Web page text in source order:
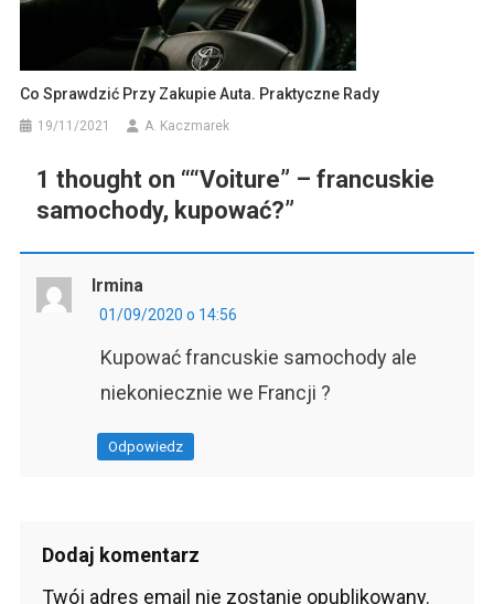
Co Sprawdzić Przy Zakupie Auta. Praktyczne Rady
19/11/2021 A. Kaczmarek
1 thought on ““Voiture” – francuskie
samochody, kupować?”
Irmina
01/09/2020 o 14:56
Kupować francuskie samochody ale
niekoniecznie we Francji ?
Odpowiedz
Dodaj komentarz
Twój adres email nie zostanie opublikowany.